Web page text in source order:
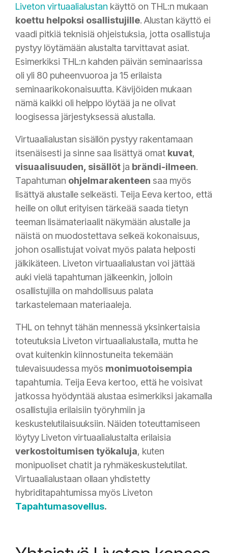
Liveton virtuaalialustan käyttö on THL:n mukaan
koettu helpoksi osallistujille. Alustan käyttö ei
vaadi pitkiä teknisiä ohjeistuksia, jotta osallistuja
pystyy löytämään alustalta tarvittavat asiat.
Esimerkiksi THL:n kahden päivän seminaarissa
oli yli 80 puheenvuoroa ja 15 erilaista
seminaarikokonaisuutta. Kävijöiden mukaan
nämä kaikki oli helppo löytää ja ne olivat
loogisessa järjestyksessä alustalla.
Virtuaalialustan sisällön pystyy rakentamaan
itsenäisesti ja sinne saa lisättyä omat kuvat,
visuaalisuuden, sisällöt ja brändi-ilmeen.
Tapahtuman ohjelmarakenteen saa myös
lisättyä alustalle selkeästi. Teija Eeva kertoo, että
heille on ollut erityisen tärkeää saada tietyn
teeman lisämateriaalit näkymään alustalle ja
näistä on muodostettava selkeä kokonaisuus,
johon osallistujat voivat myös palata helposti
jälkikäteen. Liveton virtuaalialustan voi jättää
auki vielä tapahtuman jälkeenkin, jolloin
osallistujilla on mahdollisuus palata
tarkastelemaan materiaaleja.
THL on tehnyt tähän mennessä yksinkertaisia
toteutuksia Liveton virtuaalialustalla, mutta he
ovat kuitenkin kiinnostuneita tekemään
tulevaisuudessa myös monimuotoisempia
tapahtumia. Teija Eeva kertoo, että he voisivat
jatkossa hyödyntää alustaa esimerkiksi jakamalla
osallistujia erilaisiin työryhmiin ja
keskustelutilaisuuksiin. Näiden toteuttamiseen
löytyy Liveton virtuaalialustalta erilaisia
verkostoitumisen työkaluja, kuten
monipuoliset chatit ja ryhmäkeskustelutilat.
Virtuaalialustaan ollaan yhdistetty
hybriditapahtumissa myös Liveton
Tapahtumasovellus.